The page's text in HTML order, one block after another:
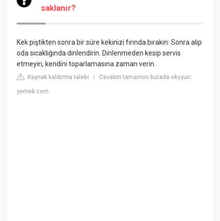
saklanır?
Kek piştikten sonra bir süre kekinizi fırında bırakın. Sonra alıp
oda sıcaklığında dinlendirin. Dinlenmeden kesip servis
etmeyin, kendini toparlamasına zaman verin.
Kaynak kaldırma talebi |Cevabın tamamını burada okuyun:
yemek.com